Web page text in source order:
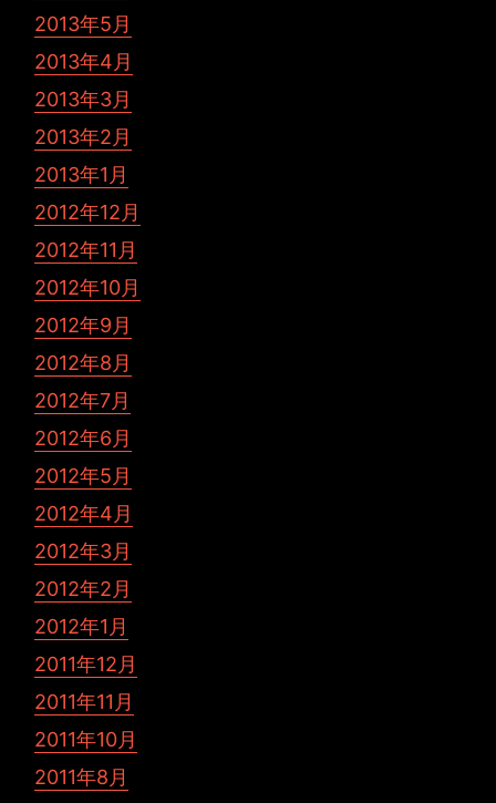
2013年5月
2013年4月
2013年3月
2013年2月
2013年1月
2012年12月
2012年11月
2012年10月
2012年9月
2012年8月
2012年7月
2012年6月
2012年5月
2012年4月
2012年3月
2012年2月
2012年1月
2011年12月
2011年11月
2011年10月
2011年8月